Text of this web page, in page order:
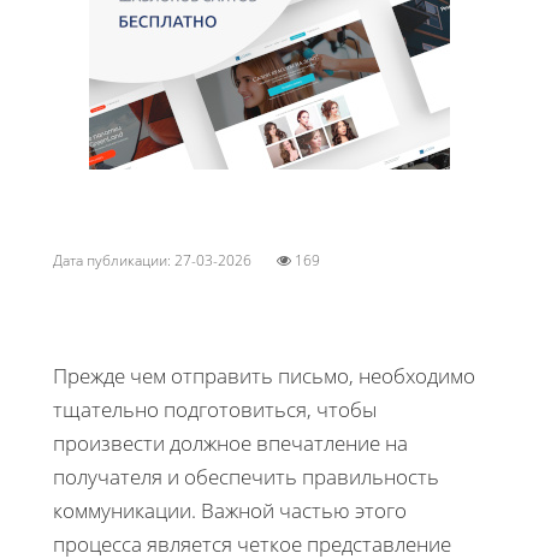
Дата публикации: 27-03-2026 169
Прежде чем отправить письмо, необходимо
тщательно подготовиться, чтобы
произвести должное впечатление на
получателя и обеспечить правильность
коммуникации. Важной частью этого
процесса является четкое представление